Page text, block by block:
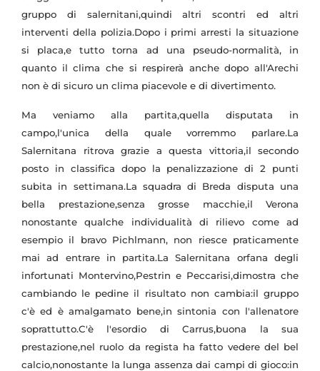
gruppo di salernitani,quindi altri scontri ed altri
interventi della polizia.Dopo i primi arresti la situazione
si placa,e tutto torna ad una pseudo-normalità, in
quanto il clima che si respirerà anche dopo all'Arechi
non è di sicuro un clima piacevole e di divertimento.
Ma veniamo alla partita,quella disputata in
campo,l'unica della quale vorremmo parlare.La
Salernitana ritrova grazie a questa vittoria,il secondo
posto in classifica dopo la penalizzazione di 2 punti
subita in settimana.La squadra di Breda disputa una
bella prestazione,senza grosse macchie,il Verona
nonostante qualche individualità di rilievo come ad
esempio il bravo Pichlmann, non riesce praticamente
mai ad entrare in partita.La Salernitana orfana degli
infortunati Montervino,Pestrin e Peccarisi,dimostra che
cambiando le pedine il risultato non cambia:il gruppo
c'è ed è amalgamato bene,in sintonia con l'allenatore
soprattutto.C'è l'esordio di Carrus,buona la sua
prestazione,nel ruolo da regista ha fatto vedere del bel
calcio,nonostante la lunga assenza dai campi di gioco:in